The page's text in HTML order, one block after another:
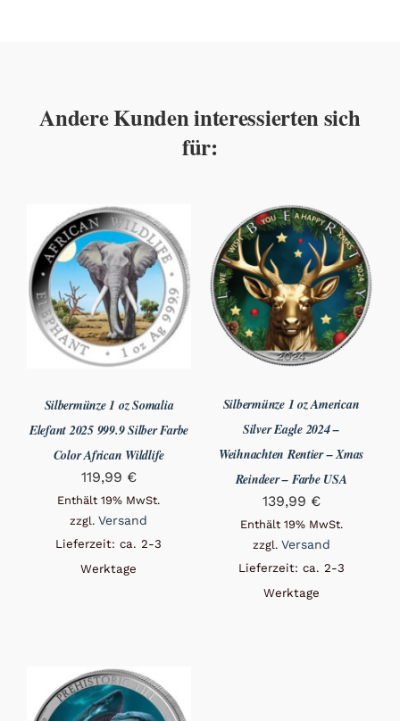
Andere Kunden interessierten sich
für:
Silbermünze 1 oz Somalia
Elefant 2025 999.9 Silber Farbe
Color African Wildlife
119,99 €
Enthält 19% MwSt.
zzgl.Versand
Lieferzeit: ca. 2-3
Werktage
Silbermünze 1 oz American
Silver Eagle 2024 –
Weihnachten Rentier – Xmas
Reindeer – Farbe USA
139,99 €
Enthält 19% MwSt.
zzgl. Versand
Lieferzeit: ca. 2-3
Werktage